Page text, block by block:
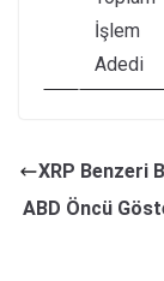
İşlem
Adedi
XRP Benzeri
ABD Öncü